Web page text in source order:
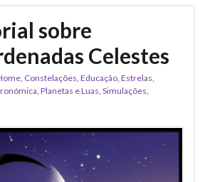
sobre
Celestes
, Constelações, Educação, Estrelas,
, Planetas e Luas, Simulações,